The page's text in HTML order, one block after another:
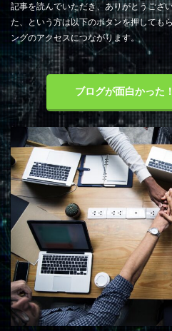
記事を読んでいただき、ありがとうござ
た、という方は以下のボタンを押しても
ングのアクセスにつながります。
ブログが面白かった